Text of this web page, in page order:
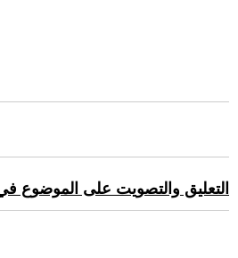
التعليق والتصويت على الموضوع